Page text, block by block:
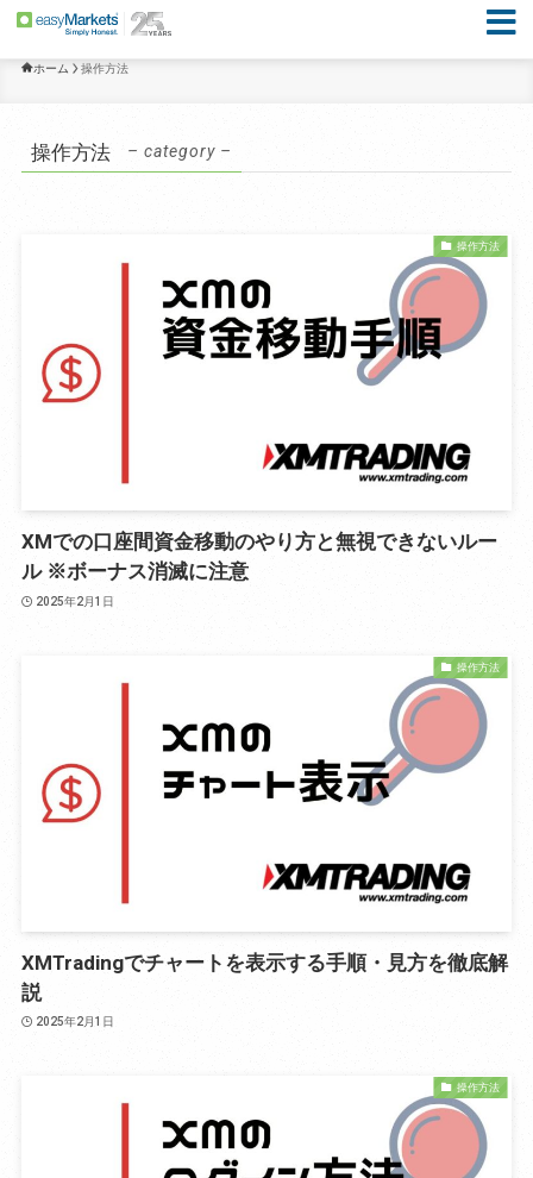
ホーム 操作方法
操作方法 – category –
操作方法
XMでの口座間資金移動のやり方と無視できないルー
ル ※ボーナス消滅に注意
2025年2月1日
操作方法
XMTradingでチャートを表示する手順・見方を徹底解
説
2025年2月1日
操作方法